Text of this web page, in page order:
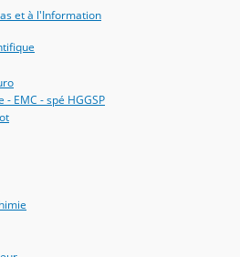
et à l'Information
EMC - spé HGGSP